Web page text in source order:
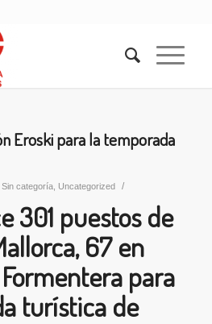
Eroski para la temporada
Sin categoría, Uncategorized /
301 puestos de
67 en
para
turística de